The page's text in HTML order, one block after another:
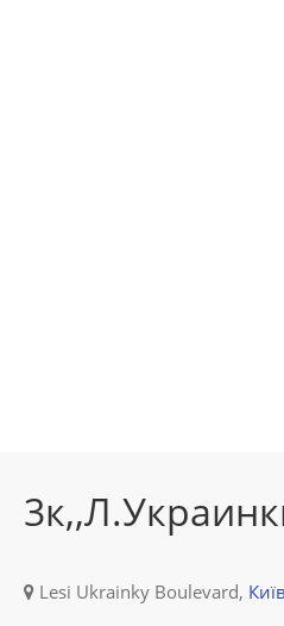
Lesi Ukrainky Boulevard, Київ